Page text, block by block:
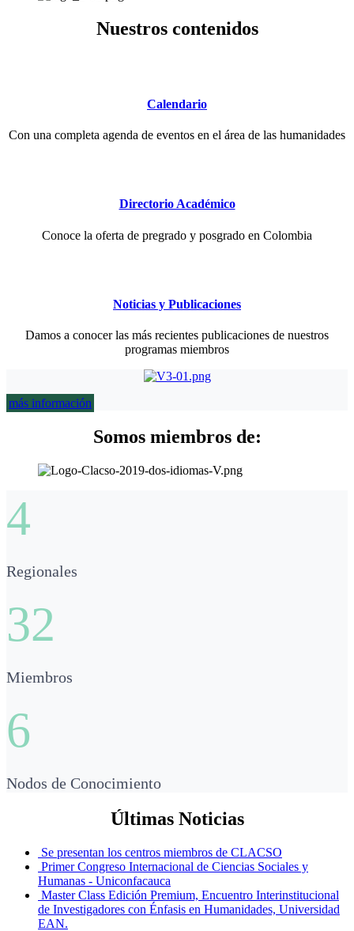
Nuestros contenidos
Calendario
Con una completa agenda de eventos en el área de las humanidades
Directorio Académico
Conoce la oferta de pregrado y posgrado en Colombia
Noticias y Publicaciones
Damos a conocer las más recientes publicaciones de nuestros
programas miembros
más información
Somos miembros de:
4
Regionales
32
Miembros
6
Nodos de Conocimiento
Últimas Noticias
Se presentan los centros miembros de CLACSO
Primer Congreso Internacional de Ciencias Sociales y
Humanas - Uniconfacauca
Master Class Edición Premium, Encuentro Interinstitucional
de Investigadores con Énfasis en Humanidades, Universidad
EAN.